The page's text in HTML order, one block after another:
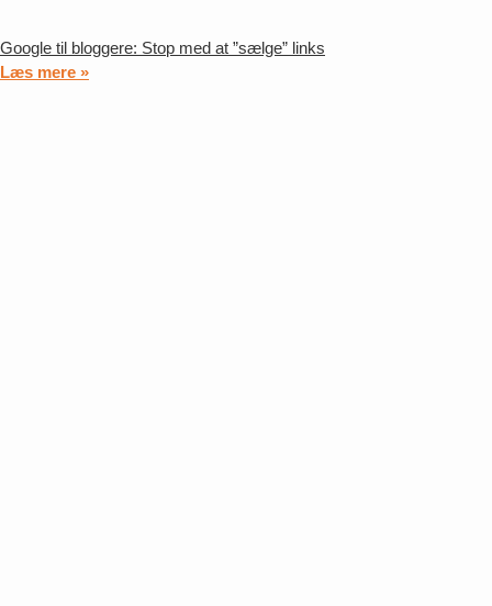
Google til bloggere: Stop med at ”sælge” links
Læs mere »